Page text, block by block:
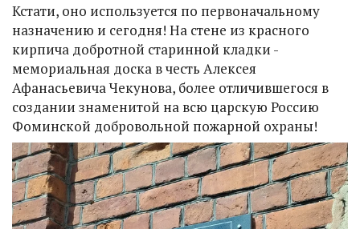
Кстати, оно используется по первоначальному
назначению и сегодня! На стене из красного
кирпича добротной старинной кладки -
мемориальная доска в честь Алексея
Афанасьевича Чекунова, более отличившегося в
создании знаменитой на всю царскую Россию
Фоминской добровольной пожарной охраны!